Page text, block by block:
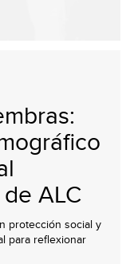
ALC
protección social y
para reflexionar